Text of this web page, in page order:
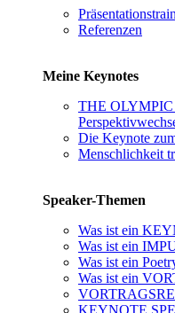
Referenzen
Meine Keynotes
THE
Die Keynote
Menschlichkeit
Speaker-Themen
Was ist ein
Was ist ein
Was ist ein
Was ist ein
KEYNOTE